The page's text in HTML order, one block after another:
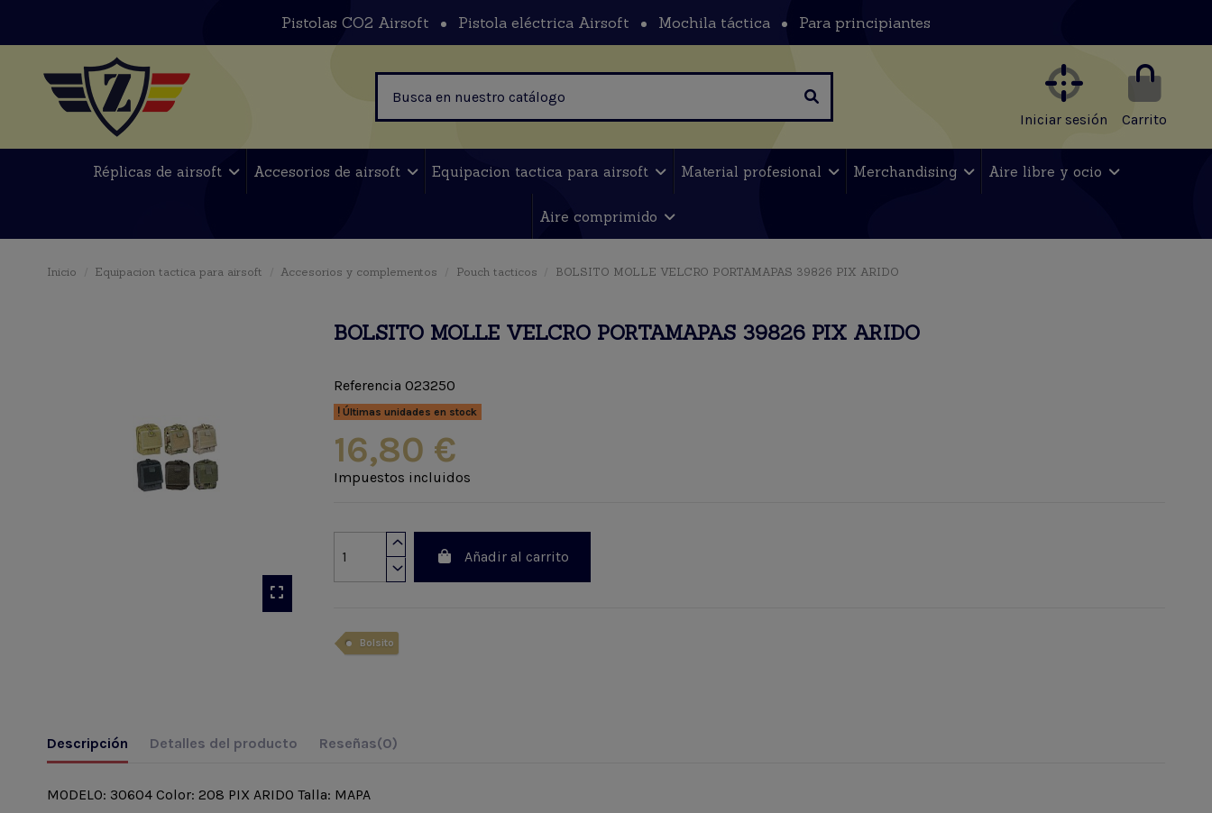
Pistolas CO2 Airsoft Pistola eléctrica Airsoft Mochila táctica Para principiantes
Iniciar sesión Carrito
Réplicas de airsoft Accesorios de airsoft Equipacion tactica para airsoft Material profesional Merchandising Aire libre y ocio
Aire comprimido
Inicio Equipacion tactica para airsoft Accesorios y complementos Pouch tacticos BOLSITO MOLLE VELCRO PORTAMAPAS 39826 PIX ARIDO
BOLSITO MOLLE VELCRO PORTAMAPAS 39826 PIX ARIDO
Referencia 023250
Últimas unidades en stock
16,80 €
Impuestos incluidos
Añadir al carrito
Bolsito
Descripción Detalles del producto Reseñas(0)
MODELO: 30604 Color: 208 PIX ARIDO Talla: MAPA